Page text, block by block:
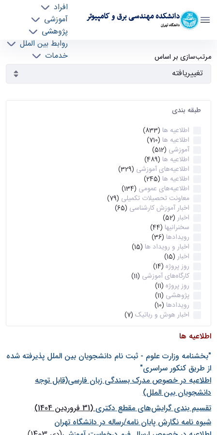
دانشکده مهندسی برق و کامپیوتر
دانشگاه تهران
افراد
آموزشی
پژوهشی
روابط بین الملل
خدمات
آرشیو اطلاعیه ها - ece- دانشکده مهندسی برق و
کامپیوتر
مرتب‌سازی بر اساس
طبقه بندی
اطلاعیه ها (833)
اطلاعیه ها (710)
آموزشی (512)
اطلاعیه ها (489)
اطلاعیه‌های‌ آموزشی (329)
اطلاعیه ها (245)
اطلاعیه‌های عمومی (134)
معاونت تحصیلات تکمیلی (79)
اخبار آموزش کارشناسی (65)
اخبار (52)
سخنرانیها (44)
رویدادها (36)
اخبار و رویداد ها (15)
اخبار (15)
روز پروژه (14)
کارگاه‌های آموزشی (11)
روز پروژه (11)
پژوهشی (11)
رویدادها (10)
اخبار هوش و رباتیک (7)
اطلاعیه ها
"بخشنامه وزارت علوم - ثبت نام دانشجويان بين الملل پذيرفته شده
از طريق كنكور سراسری"
اطلاعیه در خصوص مدرک بسندگی زبان فارسی(قابل توجه
دانشجویان بین الملل)
تقسیم بندی گرایش‌های مقطع دکتری(31 فروردین 1404)
شيوه نامه نگارش پايان نامه/رساله در دانشگاه تهران